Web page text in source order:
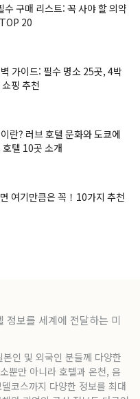
구매 리스트: 꼭 사야 할 의약
20
가이드: 필수 명소 25곳, 4박
핑 추천
란? 러브 호텔 문화와 도쿄에
텔 10곳 소개
여기만큼은 꼭！10가지 추천
정보를 세계에 전달하는 미
인 및 외국인 분들께 다양한
뿐만 아니라 호텔과 온천, 음
코스까지 다양한 정보를 최대